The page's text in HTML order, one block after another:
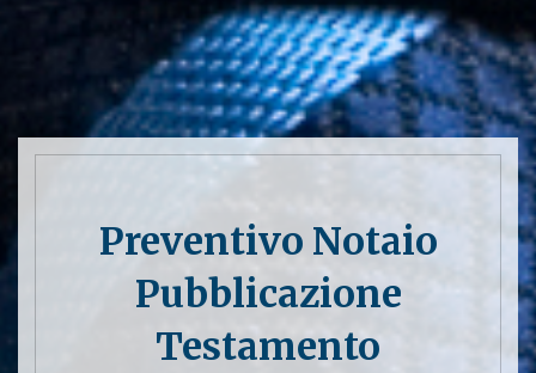
Preventivo Notaio
Pubblicazione
Testamento